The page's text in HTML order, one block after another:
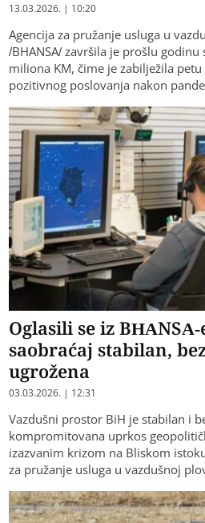
13.03.2026. | 10:20
Agencija za pružanje usluga u
/BHANSA/ završila je prošlu
miliona KM, čime je zabilježila
pozitivnog poslovanja nakon
Oglasili se iz
saobraćaj stabilan,
ugrožena
03.03.2026. | 12:31
Vazdušni prostor BiH je stabilan i
kompromitovana uprkos
izazvanim krizom na Bliskom
za pružanje usluga u vazdušnoj